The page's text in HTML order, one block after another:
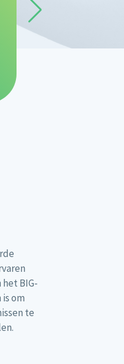
BIG-
om
te